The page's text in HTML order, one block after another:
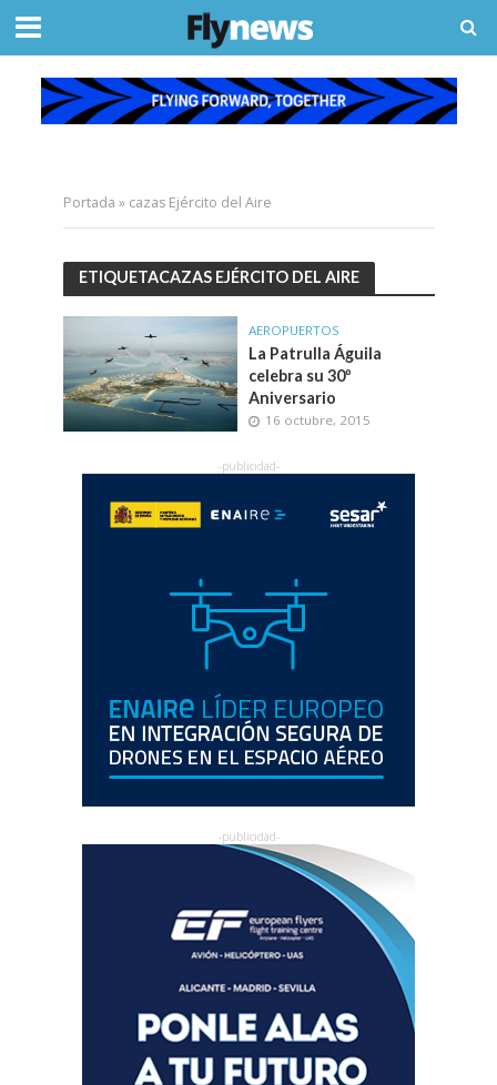
Portada » cazas Ejército del Aire
ETIQUETACAZAS EJÉRCITO DEL AIRE
AEROPUERTOS
La Patrulla Águila
celebra su 30º
Aniversario
16 octubre, 2015